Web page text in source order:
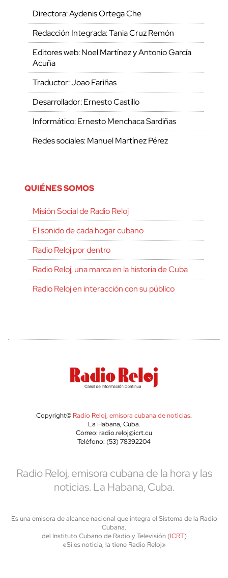
Directora: Aydenis Ortega Che
Redacción Integrada: Tania Cruz Remón
Editores web: Noel Martínez y Antonio García
Acuña
Traductor: Joao Fariñas
Desarrollador: Ernesto Castillo
Informático: Ernesto Menchaca Sardiñas
Redes sociales: Manuel Martínez Pérez
QUIÉNES SOMOS
Misión Social de Radio Reloj
El sonido de cada hogar cubano
Radio Reloj por dentro
Radio Reloj, una marca en la historia de Cuba
Radio Reloj en interacción con su público
Copyright© Radio Reloj, emisora cubana de noticias.
La Habana, Cuba.
Correo: radio.reloj@icrt.cu
Teléfono: (53) 78392204
Radio Reloj, emisora cubana de la hora y las
noticias. La Habana, Cuba.
Es una emisora de alcance nacional que integra el Sistema de la Radio
Cubana,
del Instituto Cubano de Radio y Televisión (ICRT)
«Si es noticia, la tiene Radio Reloj»